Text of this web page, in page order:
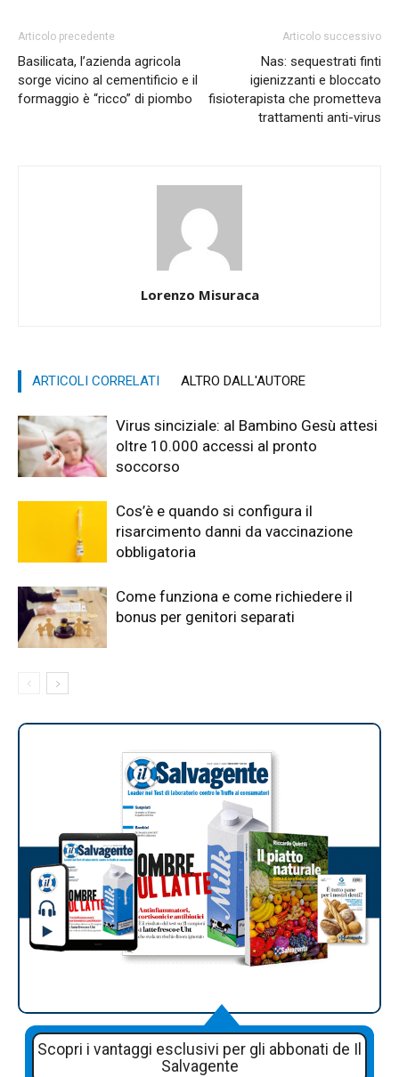
Articolo precedente
Basilicata, l’azienda agricola
sorge vicino al cementificio e il
formaggio è “ricco” di piombo
Articolo successivo
Nas: sequestrati finti
igienizzanti e bloccato
fisioterapista che prometteva
trattamenti anti-virus
Lorenzo Misuraca
ARTICOLI CORRELATI ALTRO DALL'AUTORE
Virus sinciziale: al Bambino Gesù attesi
oltre 10.000 accessi al pronto
soccorso
Cos’è e quando si configura il
risarcimento danni da vaccinazione
obbligatoria
Come funziona e come richiedere il
bonus per genitori separati
Scopri i vantaggi esclusivi per gli abbonati de Il
Salvagente